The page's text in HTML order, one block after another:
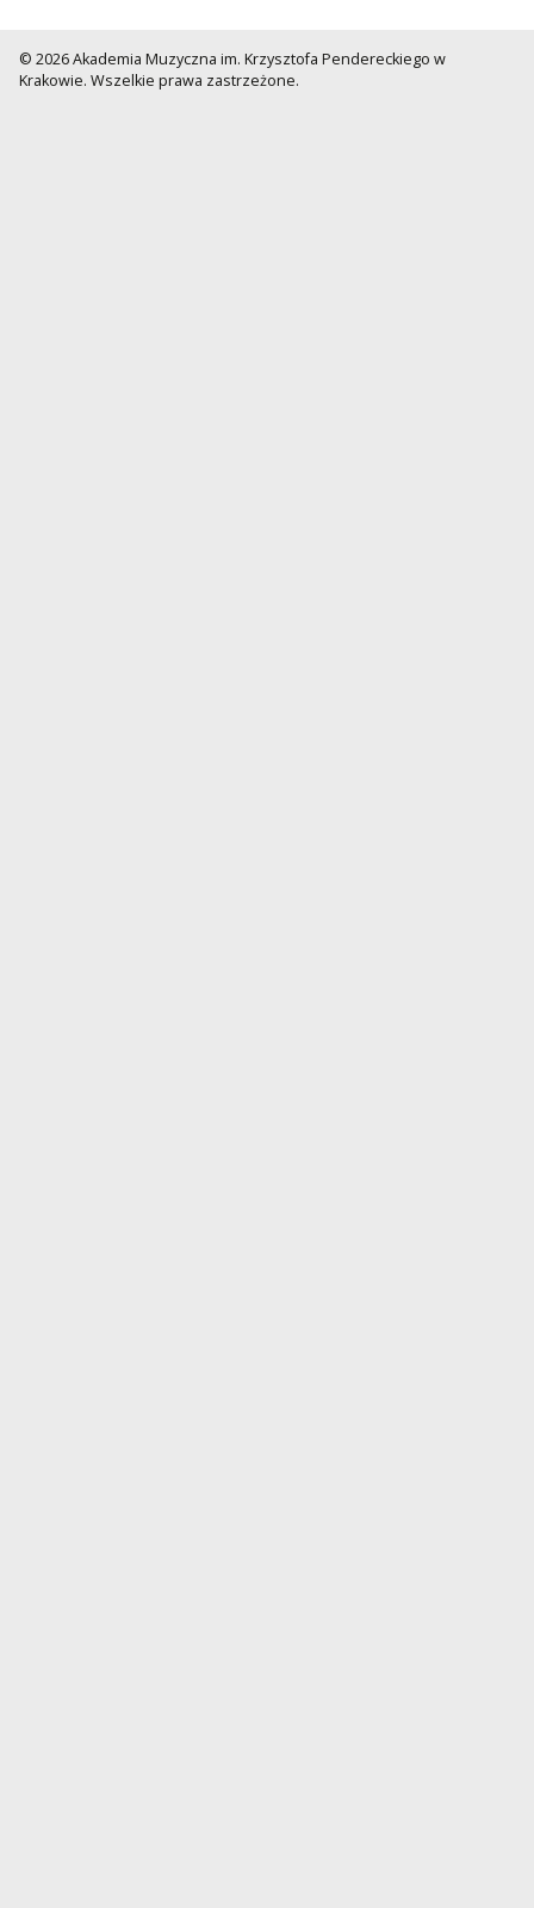
© 2026 Akademia Muzyczna im. Krzysztofa Pendereckiego w
Krakowie. Wszelkie prawa zastrzeżone.